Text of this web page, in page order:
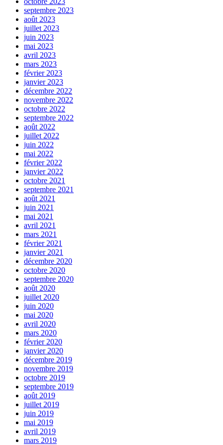
septembre 2023
août 2023
juillet 2023
juin 2023
mai 2023
avril 2023
mars 2023
février 2023
janvier 2023
décembre 2022
novembre 2022
octobre 2022
septembre 2022
août 2022
juillet 2022
juin 2022
mai 2022
février 2022
janvier 2022
octobre 2021
septembre 2021
août 2021
juin 2021
mai 2021
avril 2021
mars 2021
février 2021
janvier 2021
décembre 2020
octobre 2020
septembre 2020
août 2020
juillet 2020
juin 2020
mai 2020
avril 2020
mars 2020
février 2020
janvier 2020
décembre 2019
novembre 2019
octobre 2019
septembre 2019
août 2019
juillet 2019
juin 2019
mai 2019
avril 2019
mars 2019